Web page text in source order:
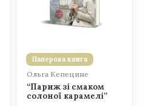
Паперова книга
Ольга Кепецине
“Париж зі смаком
солоної карамелі”